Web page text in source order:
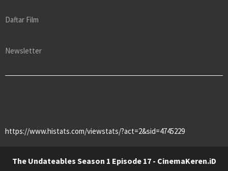
Daftar Film
Newsletter
https://www.histats.com/viewstats/?act=2&sid=4745229
The Undateables Season 1 Episode 17 - CinemaKeren.iD